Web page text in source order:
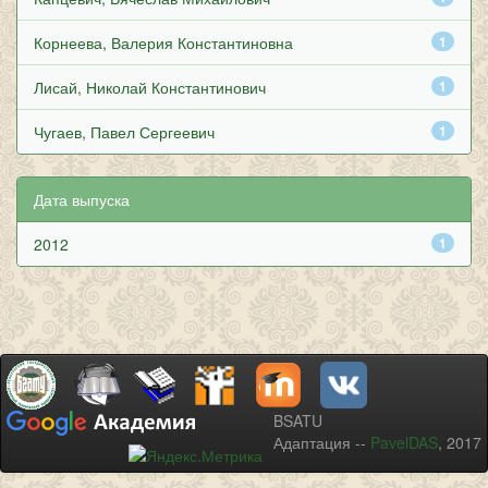
1
Корнеева, Валерия Константиновна
1
Лисай, Николай Константинович
1
Чугаев, Павел Сергеевич
Дата выпуска
1
2012
BSATU
Адаптация -- PavelDAS, 2017